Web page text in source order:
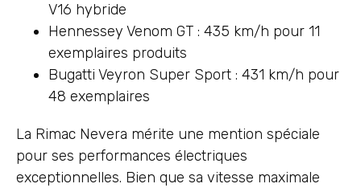
V16 hybride
Hennessey Venom GT : 435 km/h pour 11
exemplaires produits
Bugatti Veyron Super Sport : 431 km/h pour
48 exemplaires
La Rimac Nevera mérite une mention spéciale
pour ses performances électriques
exceptionnelles. Bien que sa vitesse maximale